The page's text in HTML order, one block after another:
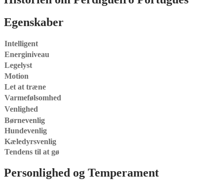
Egenskaber
Intelligent
Energiniveau
Legelyst
Motion
Let at træne
Varmefølsomhed
Venlighed
Børnevenlig
Hundevenlig
Kæledyrsvenlig
Tendens til at gø
Personlighed og Temperament